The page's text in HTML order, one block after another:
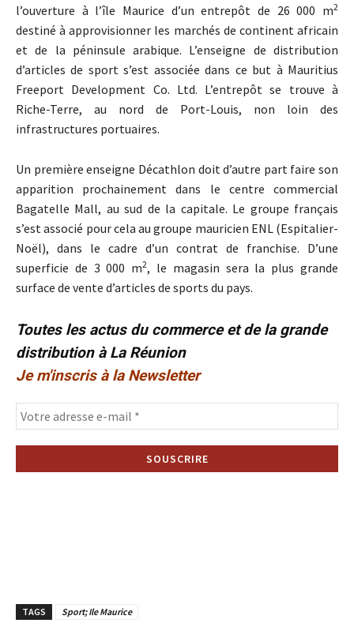
l’ouverture à l’île Maurice d’un entrepôt de 26 000 m2
destiné à approvisionner les marchés de continent africain
et de la péninsule arabique. L’enseigne de distribution
d’articles de sport s’est associée dans ce but à Mauritius
Freeport Development Co. Ltd. L’entrepôt se trouve à
Riche-Terre, au nord de Port-Louis, non loin des
infrastructures portuaires.
Un première enseigne Décathlon doit d’autre part faire son
apparition prochainement dans le centre commercial
Bagatelle Mall, au sud de la capitale. Le groupe français
s’est associé pour cela au groupe mauricien ENL (Espitalier-
Noël), dans le cadre d’un contrat de franchise. D’une
superficie de 3 000 m2, le magasin sera la plus grande
surface de vente d’articles de sports du pays.
Toutes les actus du commerce et de la grande
distribution à La Réunion
Je m'inscris à la Newsletter
TAGS Sport; Ile Maurice